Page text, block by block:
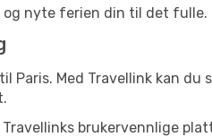
og nyte ferien din til det fulle.
Med Travellink kan du
brukervennlige